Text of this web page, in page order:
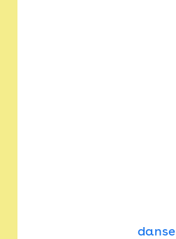
danse